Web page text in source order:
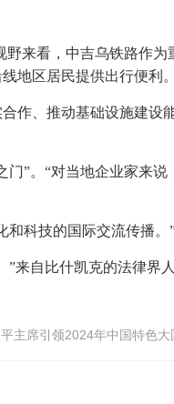
来看，中吉乌铁路作为
地区居民提供出行便利
作、推动基础设施建设
”。“对当地企业家来说
和科技的国际交流传播。
来自比什凯克的法律界
席引领2024年中国特色大